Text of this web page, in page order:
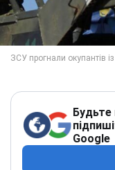
Будьте
Google